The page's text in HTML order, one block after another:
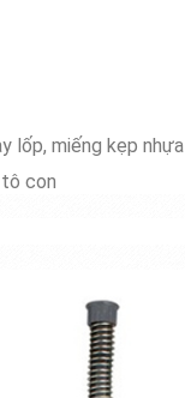
lốp, miếng kẹp nhựa
con